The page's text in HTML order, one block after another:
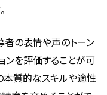
者の表情や声のトーン
ンを評価することが可
本質的なスキルや適性